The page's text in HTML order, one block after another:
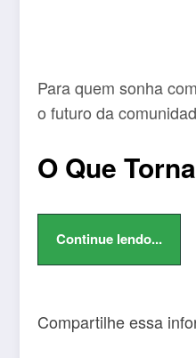
Para quem sonha
o futuro da
O Que
Continue lendo...
Compartilhe essa